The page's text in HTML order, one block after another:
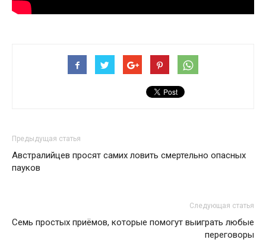
Предыдущая статья
Австралийцев просят самих ловить смертельно опасных
пауков
Следующая статья
Семь простых приёмов, которые помогут выиграть любые
переговоры